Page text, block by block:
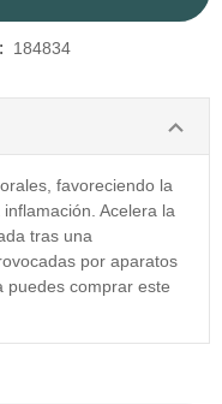
184834
favoreciendo la
Acelera la
tras una
por aparatos
puedes comprar este